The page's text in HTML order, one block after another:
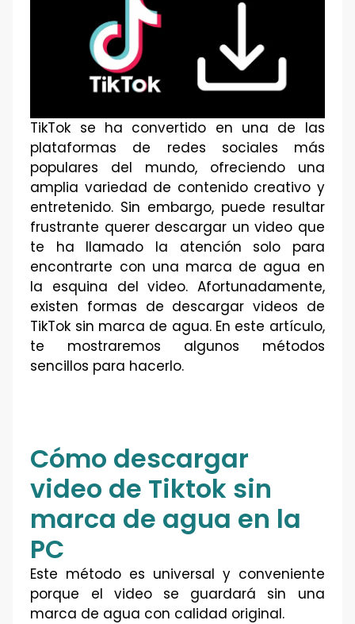
TikTok se ha convertido en una de las
plataformas de redes sociales más
populares del mundo, ofreciendo una
amplia variedad de contenido creativo y
entretenido. Sin embargo, puede resultar
frustrante querer descargar un video que
te ha llamado la atención solo para
encontrarte con una marca de agua en
la esquina del video. Afortunadamente,
existen formas de descargar videos de
TikTok sin marca de agua. En este artículo,
te mostraremos algunos métodos
sencillos para hacerlo.
Cómo descargar
video de Tiktok sin
marca de agua en la
PC
Este método es universal y conveniente
porque el video se guardará sin una
marca de agua con calidad original.